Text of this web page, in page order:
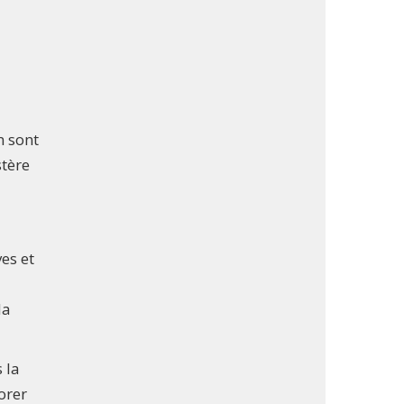
sont
et
la